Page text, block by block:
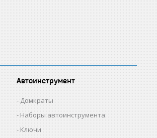
Автоинструмент
Домкраты
Наборы автоинструмента
Ключи